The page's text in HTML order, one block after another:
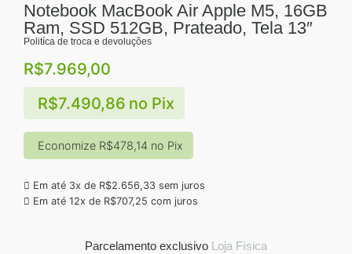
Notebook MacBook Air Apple M5, 16GB
Ram, SSD 512GB, Prateado, Tela 13″
Politíca de troca e devoluções
R$7.969,00
Em até 3x de R$2.656,33 sem juros
Em até 12x de R$707,25 com juros
R$7.490,86 no Pix
Economize R$478,14 no Pix
Parcelamento exclusivo Loja Física